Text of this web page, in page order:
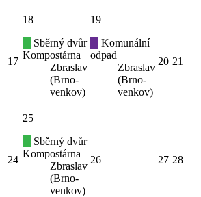
17
18
Sběrný dvůr
Kompostárna
Zbraslav
(Brno-
venkov)
19
Komunální
odpad
Zbraslav
(Brno-
venkov)
20 21
24
25
Sběrný dvůr
Kompostárna
Zbraslav
(Brno-
venkov)
26 27 28